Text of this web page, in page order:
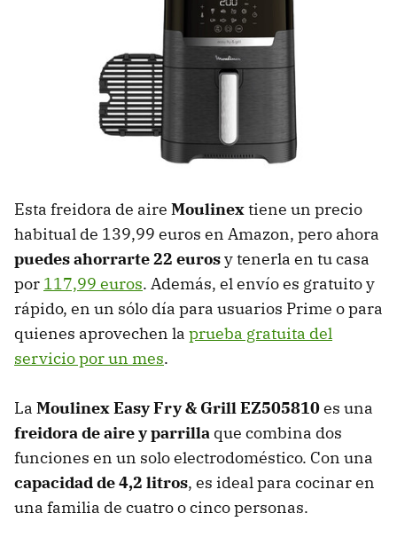
Esta freidora de aire Moulinextiene un precio
habitual de 139,99 euros en Amazon, pero ahora
puedes ahorrarte 22 eurosy tenerla en tu casa
por 117,99 euros. Además, el envío es gratuito y
rápido, en un sólo día para usuarios Prime o para
quienes aprovechen la prueba gratuita del
servicio por un mes.
La Moulinex Easy Fry & Grill EZ505810es una
freidora de aire y parrilla que combina dos
funciones en un solo electrodoméstico. Con una
capacidad de 4,2 litros, es ideal para cocinar en
una familia de cuatro o cinco personas.